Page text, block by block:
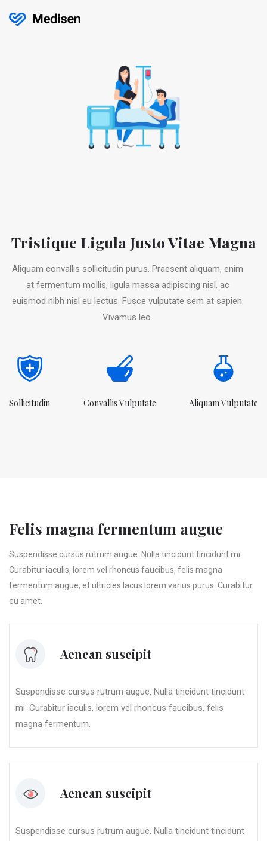
Tristique Ligula Justo Vitae Magna
Aliquam convallis sollicitudin purus. Praesent aliquam, enim
at fermentum mollis, ligula massa adipiscing nisl, ac
euismod nibh nisl eu lectus. Fusce vulputate sem at sapien.
Vivamus leo.
Sollicitudin Convallis Vulputate Aliquam Vulputate
Felis magna fermentum augue
Suspendisse cursus rutrum augue. Nulla tincidunt tincidunt mi.
Curabitur iaculis, lorem vel rhoncus faucibus, felis magna
fermentum augue, et ultricies lacus lorem varius purus. Curabitur
eu amet.
Aenean suscipit
Suspendisse cursus rutrum augue. Nulla tincidunt tincidunt
mi. Curabitur iaculis, lorem vel rhoncus faucibus, felis
magna fermentum.
Aenean suscipit
Suspendisse cursus rutrum augue. Nulla tincidunt tincidunt